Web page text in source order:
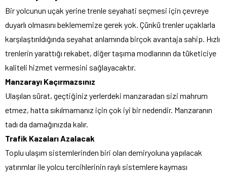
Bir yolcunun uçak yerine trenle seyahati seçmesi için çevreye
duyarlı olmasını beklememize gerek yok. Çünkü trenler uçaklarla
karşılaştırıldığında seyahat anlamında birçok avantaja sahip. Hızlı
trenlerin yarattığı rekabet, diğer taşıma modlarının da tüketiciye
kaliteli hizmet vermesini sağlayacaktır.
Manzarayı Kaçırmazsınız
Ulaşılan sürat, geçtiğiniz yerlerdeki manzaradan sizi mahrum
etmez, hatta sıkılmamanız için çok iyi bir nedendir. Manzaranın
tadı da damağınızda kalır.
Trafik Kazaları Azalacak
Toplu ulaşım sistemlerinden biri olan demiryoluna yapılacak
yatırımlar ile yolcu tercihlerinin raylı sistemlere kayması